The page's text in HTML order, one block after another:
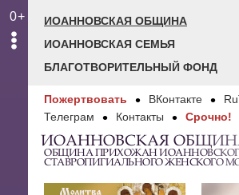
0+
ИОАННОВСКАЯ ОБЩИНА
ИОАННОВСКАЯ СЕМЬЯ
БЛАГОТВОРИТЕЛЬНЫЙ ФОНД
Пожертвовать ВКонтакте
Телеграм
Контакты Срочно!
ИОАННОВСКАЯ
ОБЩИНА ПРИХОЖАН
СТАВРОПИГИАЛЬНОГО ЖЕНСКОГО